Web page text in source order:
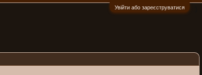
Увійти або зареєструватися